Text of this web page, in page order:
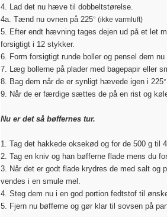
4. Lad det nu hæve til dobbeltstørelse.
4a. Tænd nu ovnen på 225° (ikke varmluft)
5. Efter endt hævning tages dejen ud på et let
forsigtigt i 12 stykker.
6. Form forsigtigt runde boller og pensel dem
7. Læg bollerne på plader med bagepapir eller
8. Bag dem når de er synligt hævede igen i 225
9. Når de er færdige sættes de på en rist og
Nu er det så bøffernes tur.
1. Tag det hakkede oksekød og for de 500 g til
2. Tag en kniv og han bøfferne flade mens du
3. Når det er godt flade krydres de med salt og
vendes i en smule mel.
4. Steg dem nu i en god portion fedtstof til
5. Fjern nu bøfferne og gør klar til sovsen på